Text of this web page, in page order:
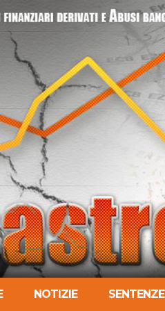
NOTIZIE SENTENZE